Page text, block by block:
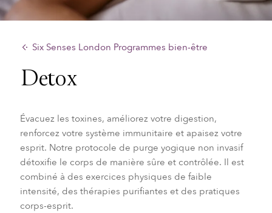
Six Senses London Programmes bien-être
Detox
Évacuez les toxines, améliorez votre digestion,
renforcez votre système immunitaire et apaisez votre
esprit. Notre protocole de purge yogique non invasif
détoxifie le corps de manière sûre et contrôlée. Il est
combiné à des exercices physiques de faible
intensité, des thérapies purifiantes et des pratiques
corps-esprit.